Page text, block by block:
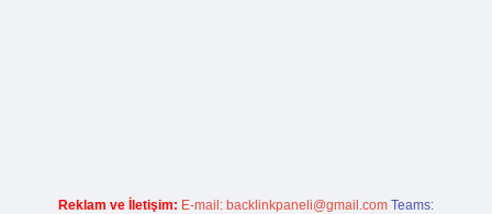
Reklam ve İletişim: E-mail: backlinkpaneli@gmail.com Teams: